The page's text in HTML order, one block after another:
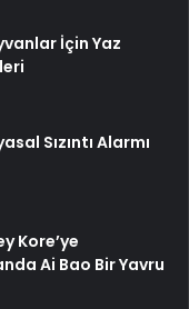
İçin Yaz
Sızıntı Alarmı
Kore’ye
Ai Bao Bir Yavru